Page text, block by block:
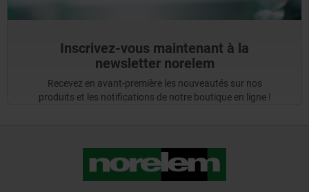
Inscrivez-vous maintenant à la
newsletter norelem
Recevez en avant-première les nouveautés sur nos
produits et les notifications de notre boutique en ligne !